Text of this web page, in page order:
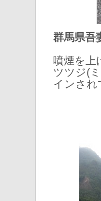
群馬県吾
噴煙を上
ツツジ(
インされ